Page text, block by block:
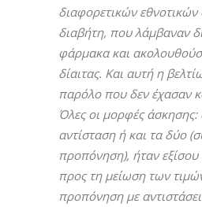
διαφορετικών
διαβήτη, που λάμβαναν
φάρμακα και
δίαιτας. Και αυτή η
παρόλο που δεν έχασαν
Όλες οι μορφές άσκησης:
αντίσταση ή και τα δύο
προπόνηση), ήταν εξίσου
προς τη μείωση των
προπόνηση με